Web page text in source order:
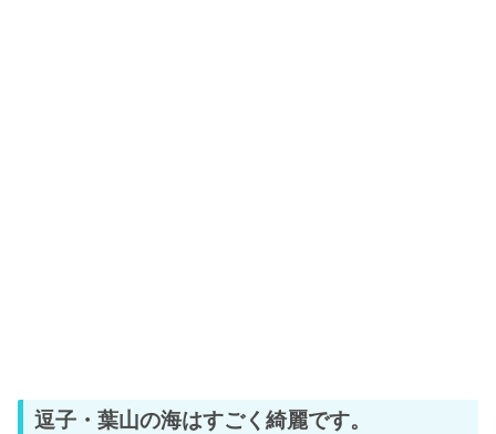
逗子・葉山の海はすごく綺麗です。